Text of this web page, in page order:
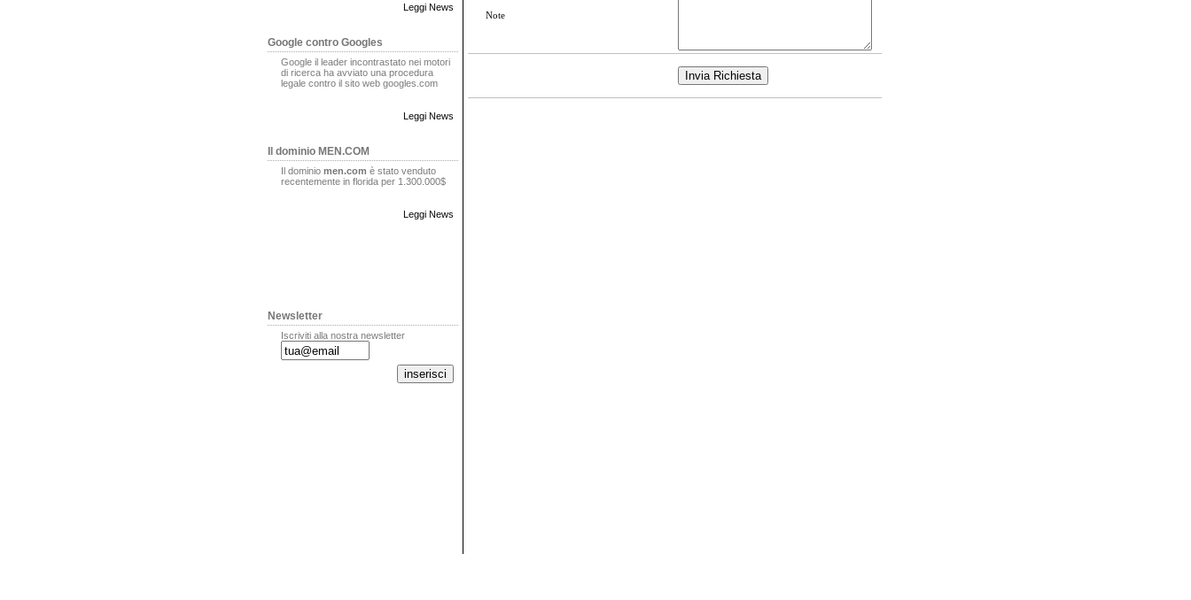
Leggi News
Google contro Googles
Google il leader incontrastato nei motori
di ricerca ha avviato una procedura
legale contro il sito web googles.com
Leggi News
Il dominio MEN.COM
Il dominio men.com è stato venduto
recentemente in florida per 1.300.000$
Leggi News
Newsletter
Iscriviti alla nostra newsletter
Note